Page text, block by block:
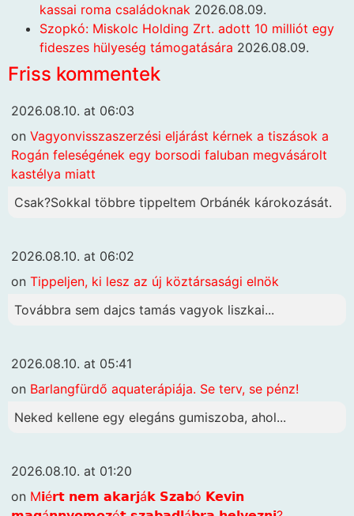
kassai roma családoknak 2026.08.09.
Szopkó: Miskolc Holding Zrt. adott 10 milliót egy
fideszes hülyeség támogatására 2026.08.09.
Friss kommentek
2026.08.10. at 06:03
on Vagyonvisszaszerzési eljárást kérnek a tiszások a
Rogán feleségének egy borsodi faluban megvásárolt
kastélya miatt
Csak?Sokkal többre tippeltem Orbánék károkozását.
2026.08.10. at 06:02
on Tippeljen, ki lesz az új köztársasági elnök
Továbbra sem dajcs tamás vagyok liszkai...
2026.08.10. at 05:41
on Barlangfürdő aquaterápiája. Se terv, se pénz!
Neked kellene egy elegáns gumiszoba, ahol...
2026.08.10. at 01:20
on M𝗶é𝗿𝘁 𝗻𝗲𝗺 𝗮𝗸𝗮𝗿𝗷á𝗸 𝗦𝘇𝗮𝗯ó 𝗞𝗲𝘃𝗶𝗻